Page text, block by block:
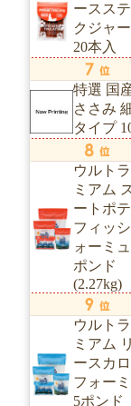
ースス
クジャ
20本入
特選 国
ささみ
タイプ
ウルト
ミアム
ートポ
フィッ
ォーミ
ポンド
(2.27kg)
ウルト
ミアム
ースカ
フォー
5ポンド